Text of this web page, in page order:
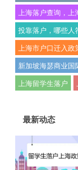
上海落户查询，
投靠落户，哪些人
上海市户口迁入政
新加坡海瑟商业国
上海留学生落户
最新动态